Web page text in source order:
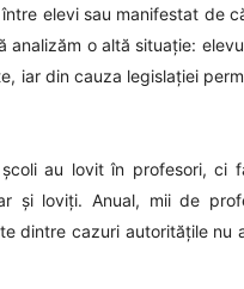
elevi sau manifestat de
analizăm o altă situație:
iar din cauza legislației
au lovit în profesori, ci
și loviți. Anual, mii de
dintre cazuri autoritățile nu